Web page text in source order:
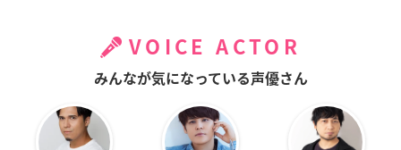
VOICE ACTOR
みんなが気になっている声優さん